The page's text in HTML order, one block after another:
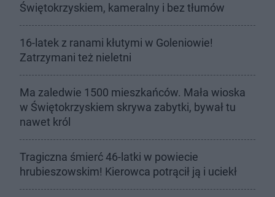
Świętokrzyskiem, kameralny i bez tłumów
16-latek z ranami kłutymi w Goleniowie!
Zatrzymani też nieletni
Ma zaledwie 1500 mieszkańców. Mała wioska
w Świętokrzyskiem skrywa zabytki, bywał tu
nawet król
Tragiczna śmierć 46-latki w powiecie
hrubieszowskim! Kierowca potrącił ją i uciekł